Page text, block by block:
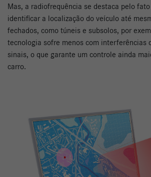
Mas, a radiofrequência se destaca pelo
identificar a localização do veículo até
fechados, como túneis e subsolos, por
tecnologia sofre menos com interferências
sinais, o que garante um controle ainda
carro.